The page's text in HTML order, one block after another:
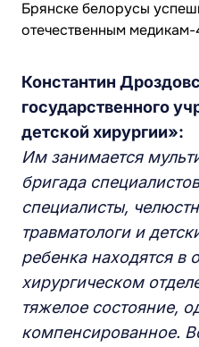
Константин
государственного
детской хирургии»:
Им занимается
бригада
специалисты,
травматологи и
ребенка находятся в
хирургическом
тяжелое состояние,
компенсированное.